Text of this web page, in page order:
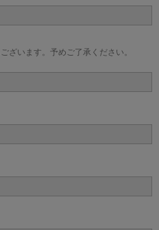
ざいます。予めご了承ください。